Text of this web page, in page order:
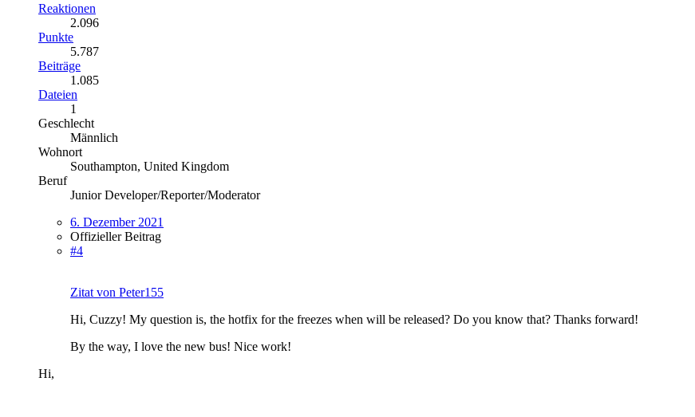
Reaktionen
2.096
Punkte
5.787
Beiträge
1.085
Dateien
1
Geschlecht
Männlich
Wohnort
Southampton, United Kingdom
Beruf
Junior Developer/Reporter/Moderator
6. Dezember 2021
Offizieller Beitrag
#4
Zitat von Peter155
Hi, Cuzzy! My question is, the hotfix for the freezes when will be released? Do you know that? Thanks forward!
By the way, I love the new bus! Nice work!
Hi,